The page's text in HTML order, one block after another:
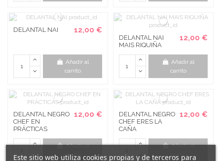
DELANTAL NAI 12,00 €
Añadir al
carrito
DELANTAL NAI
MAIS RIQUIÑA
12,00 €
Añadir al
carrito
DELANTAL NEGRO
CHEF EN
PRÁCTICAS
12,00 €
Añadir al
carrito
DELANTAL NEGRO
CHEF ERES LA
CAÑA
12,00 €
Añadir al
carrito
Este sitio web utiliza cookies propias y de terceros para